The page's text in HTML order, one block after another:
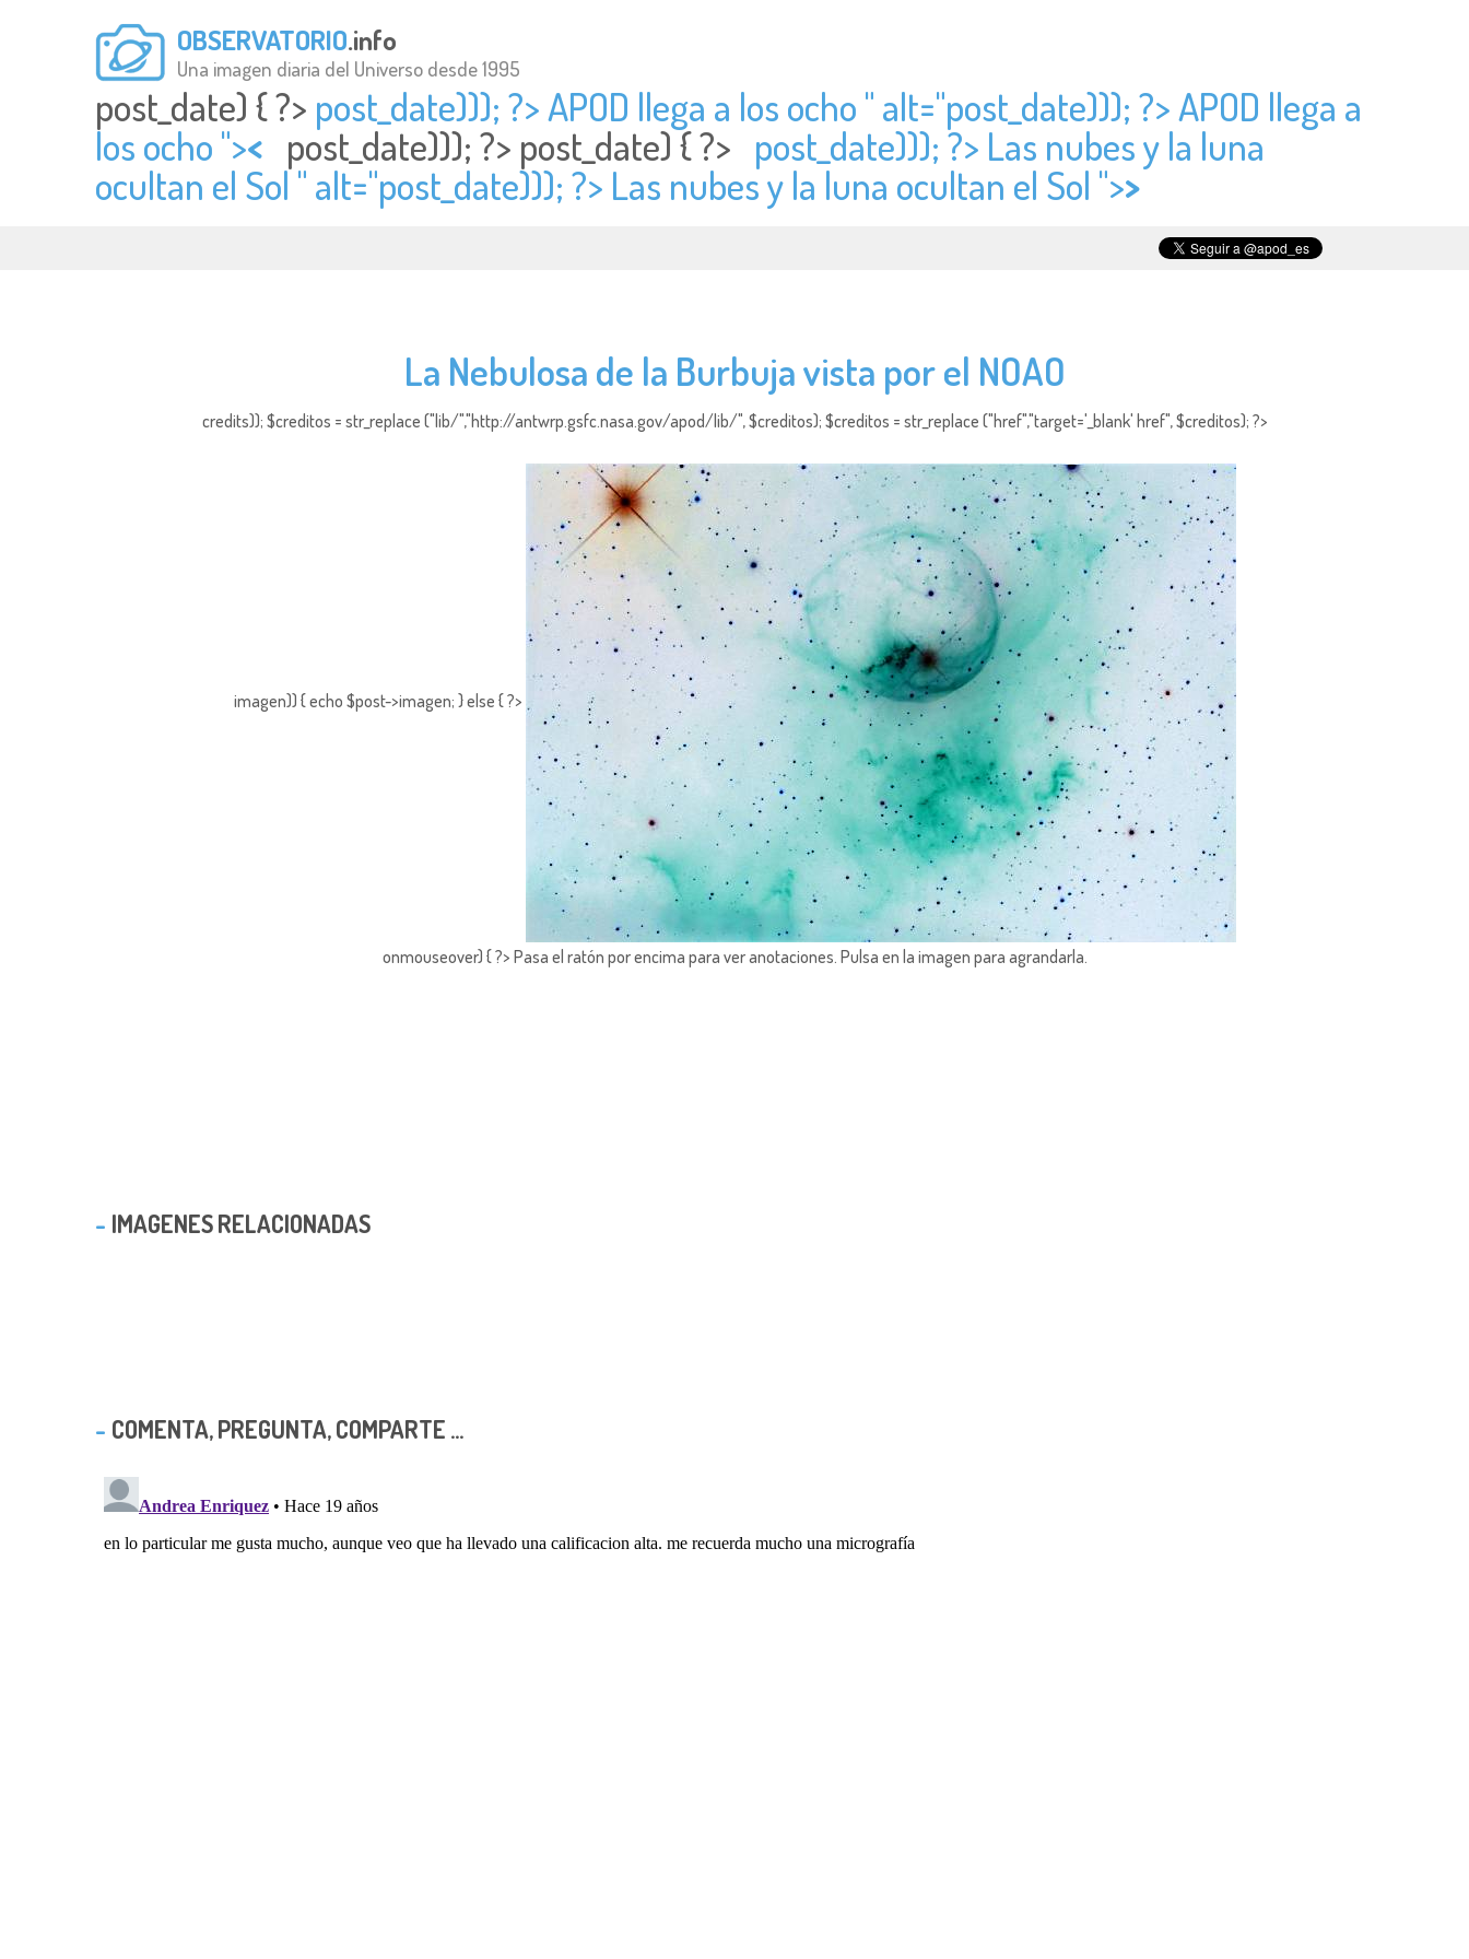
OBSERVATORIO.info
Una imagen diaria del Universo desde 1995
post_date) { ?> post_date))); ?> APOD llega a los ocho " alt="post_date))); ?> APOD llega a
los ocho ">< post_date))); ?> post_date) { ?> post_date))); ?> Las nubes y la luna
ocultan el Sol " alt="post_date))); ?> Las nubes y la luna ocultan el Sol ">>
La Nebulosa de la Burbuja vista por el NOAO
credits)); $creditos = str_replace ("lib/","http://antwrp.gsfc.nasa.gov/apod/lib/", $creditos); $creditos = str_replace ("href","target='_blank' href", $creditos); ?>
imagen)) { echo $post->imagen; } else { ?>
onmouseover) { ?> Pasa el ratón por encima para ver anotaciones. Pulsa en la imagen para agrandarla.
IMAGENES RELACIONADAS
COMENTA, PREGUNTA, COMPARTE ...